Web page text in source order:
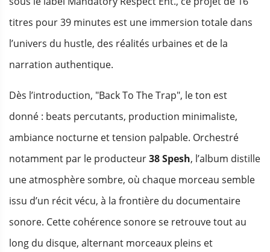
titres pour 39 minutes est une immersion totale dans
l’univers du hustle, des réalités urbaines et de la
narration authentique.
Dès l’introduction, "Back To The Trap", le ton est
donné : beats percutants, production minimaliste,
ambiance nocturne et tension palpable. Orchestré
notamment par le producteur38 Spesh, l’album distille
une atmosphère sombre, où chaque morceau semble
issu d’un récit vécu, à la frontière du documentaire
sonore. Cette cohérence sonore se retrouve tout au
long du disque, alternant morceaux pleins et